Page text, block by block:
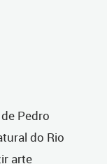
Pedro
do Rio
arte